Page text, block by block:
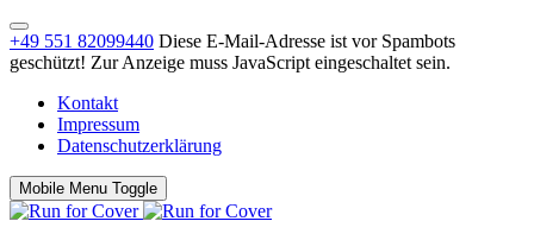
+49 551 82099440 Diese E-Mail-Adresse ist vor Spambots
geschützt! Zur Anzeige muss JavaScript eingeschaltet sein.
Kontakt
Impressum
Datenschutzerklärung
Mobile Menu Toggle